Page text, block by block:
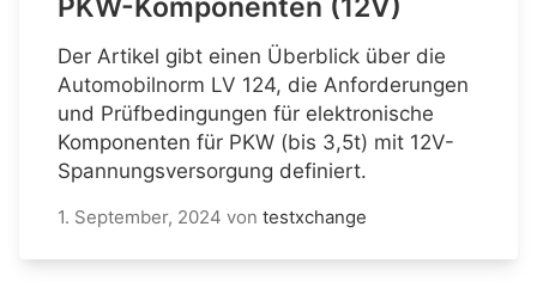
PKW-Komponenten (12V)
Der Artikel gibt einen Überblick über die
Automobilnorm LV 124, die Anforderungen
und Prüfbedingungen für elektronische
Komponenten für PKW (bis 3,5t) mit 12V-
Spannungsversorgung definiert.
1. September, 2024 von testxchange